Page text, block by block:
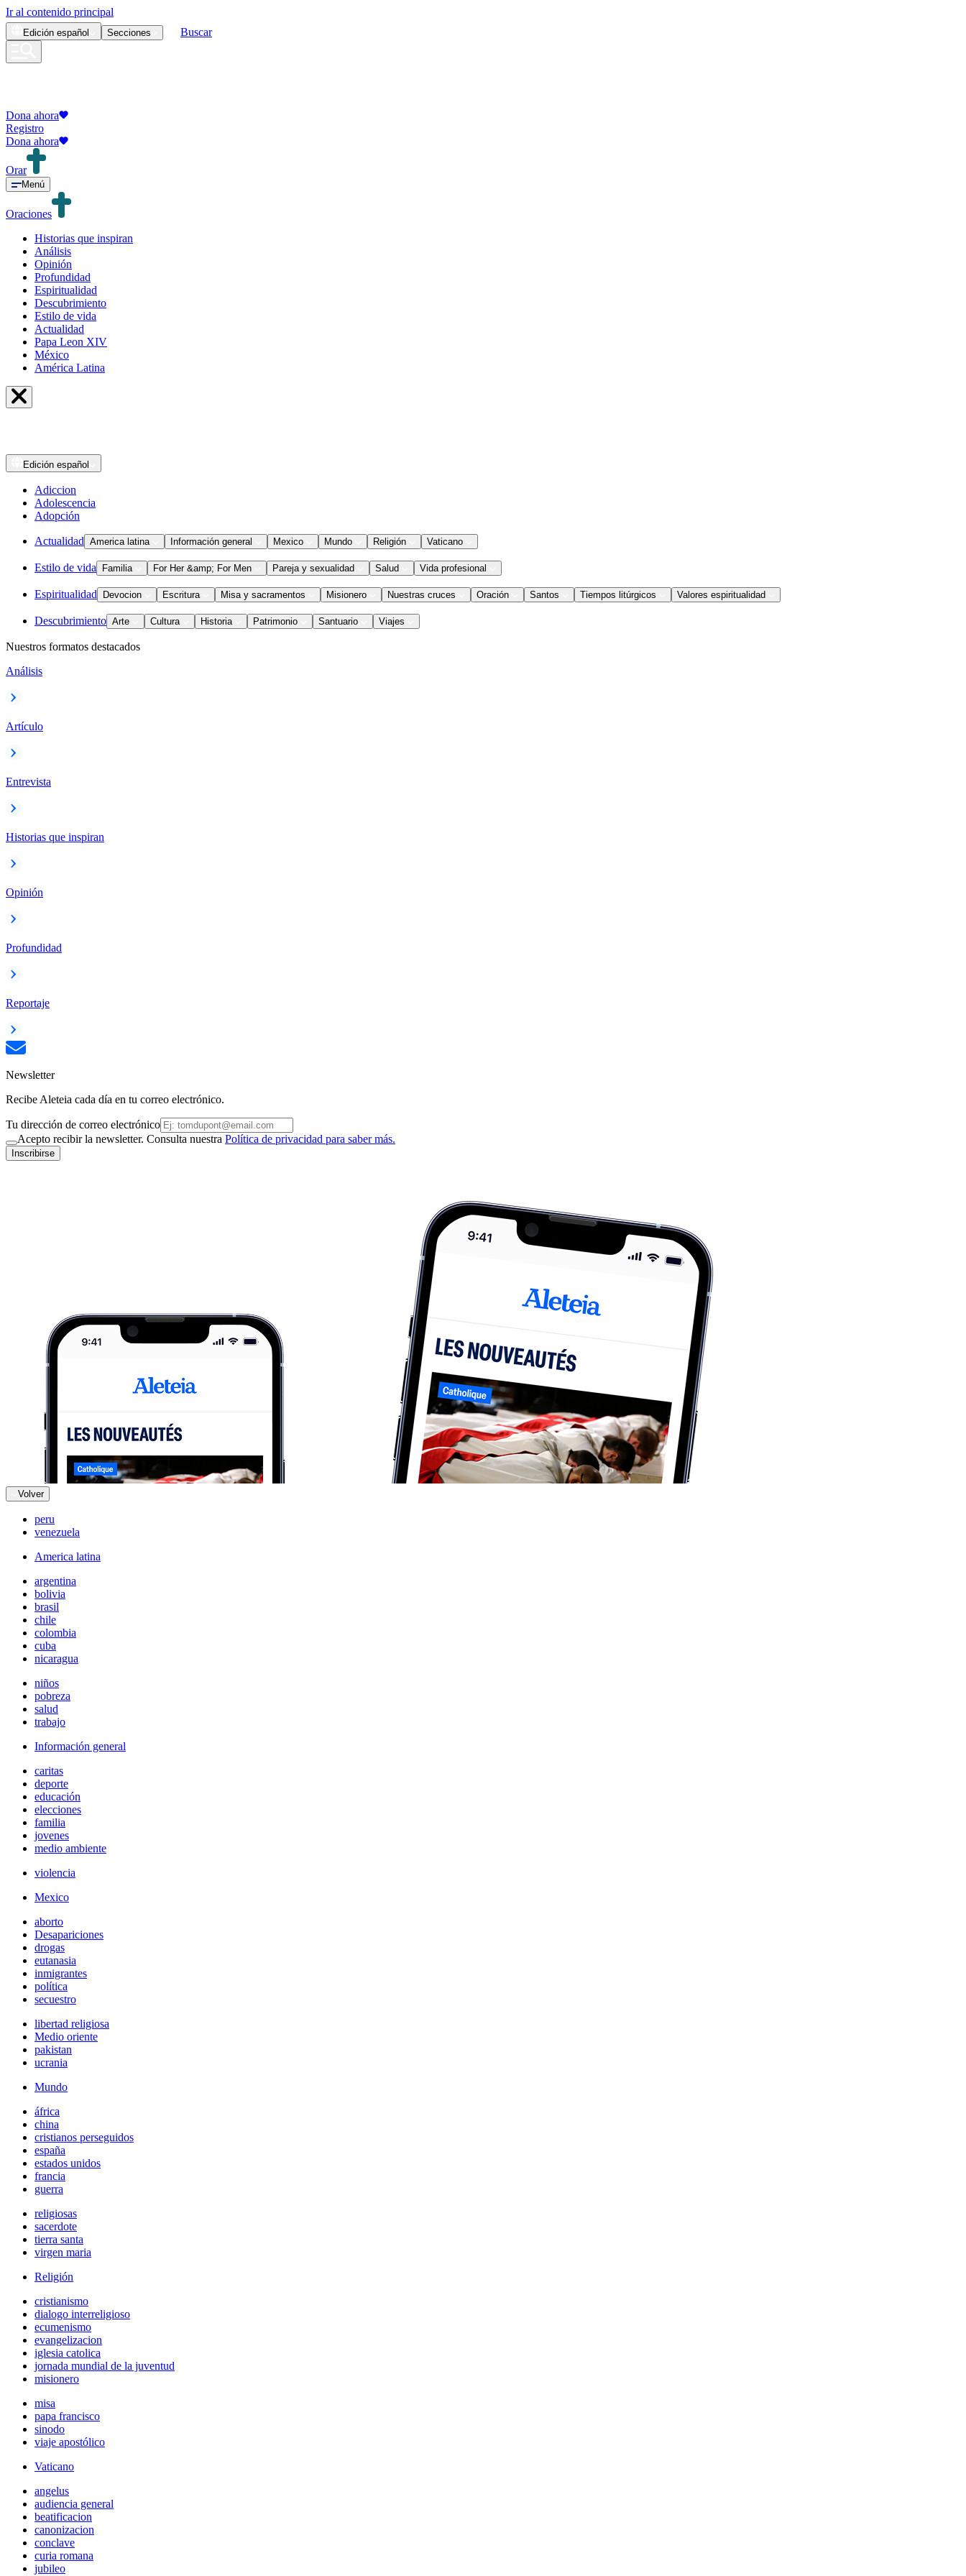
Ir al contenido principal
Edición español Secciones Buscar
Dona ahora
Registro
Dona ahora
Orar
Menú
Oraciones
Historias que inspiran
Análisis
Opinión
Profundidad
Espiritualidad
Descubrimiento
Estilo de vida
Actualidad
Papa Leon XIV
México
América Latina
Edición español
Adiccion
Adolescencia
Adopción
Actualidad America latina Información general Mexico Mundo Religión Vaticano
Estilo de vida Familia For Her &amp; For Men Pareja y sexualidad Salud Vida profesional
Espiritualidad Devocion Escritura Misa y sacramentos Misionero Nuestras cruces Oración Santos Tiempos litúrgicos Valores espiritualidad
Descubrimiento Arte Cultura Historia Patrimonio Santuario Viajes
Nuestros formatos destacados
Análisis
Artículo
Entrevista
Historias que inspiran
Opinión
Profundidad
Reportaje
Newsletter
Recibe Aleteia cada día en tu correo electrónico.
Tu dirección de correo electrónico
Acepto recibir la newsletter. Consulta nuestra Política de privacidad para saber más.
Inscribirse
Volver
peru
venezuela
America latina
argentina
bolivia
brasil
chile
colombia
cuba
nicaragua
niños
pobreza
salud
trabajo
Información general
caritas
deporte
educación
elecciones
familia
jovenes
medio ambiente
violencia
Mexico
aborto
Desapariciones
drogas
eutanasia
inmigrantes
política
secuestro
libertad religiosa
Medio oriente
pakistan
ucrania
Mundo
áfrica
china
cristianos perseguidos
españa
estados unidos
francia
guerra
religiosas
sacerdote
tierra santa
virgen maria
Religión
cristianismo
dialogo interreligioso
ecumenismo
evangelizacion
iglesia catolica
jornada mundial de la juventud
misionero
misa
papa francisco
sinodo
viaje apostólico
Vaticano
angelus
audiencia general
beatificacion
canonizacion
conclave
curia romana
jubileo